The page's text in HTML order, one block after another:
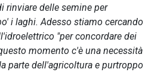
rinviare delle semine per
i laghi. Adesso stiamo cercando
"per concordare dei
momento c'è una necessità
parte dell'agricoltura e purtroppo